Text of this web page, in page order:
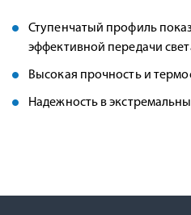
Ступенчатый профиль
эффективной передачи
Высокая прочность и
Надежность в